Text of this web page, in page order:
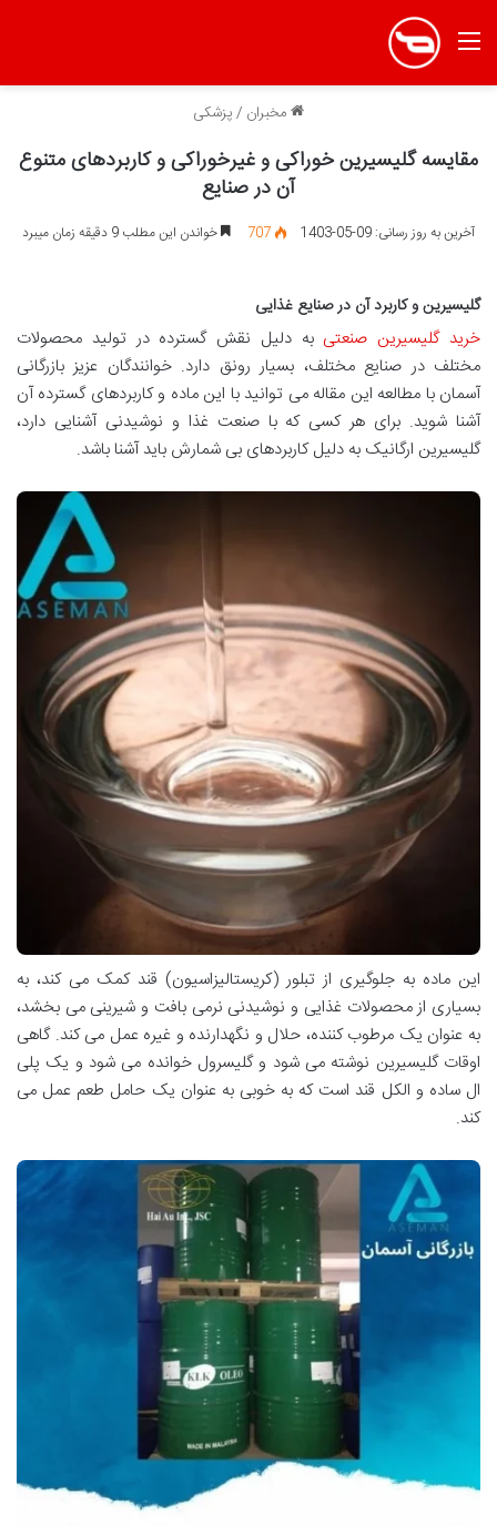
منو
مخبران /پزشکی
مقایسه گلیسیرین خوراکی و غیرخوراکی و کاربردهای متنوع
آن در صنایع
آخرین به روز رسانی: 09-05-1403 707 خواندن این مطلب 9 دقیقه زمان میبرد
گلیسیرین و کاربرد آن در صنایع غذایی
خرید گلیسیرین صنعتی به دلیل نقش گسترده در تولید محصولات
مختلف در صنایع مختلف، بسیار رونق دارد. خوانندگان عزیز بازرگانی
آسمان با مطالعه این مقاله می توانید با این ماده و کاربردهای گسترده آن
آشنا شوید. برای هر کسی که با صنعت غذا و نوشیدنی آشنایی دارد،
گلیسیرین ارگانیک به دلیل کاربردهای بی شمارش باید آشنا باشد.
این ماده به جلوگیری از تبلور (کریستالیزاسیون) قند کمک می کند، به
بسیاری از محصولات غذایی و نوشیدنی نرمی بافت و شیرینی می بخشد،
به عنوان یک مرطوب کننده، حلال و نگهدارنده و غیره عمل می کند. گاهی
اوقات گلیسیرین نوشته می شود و گلیسرول خوانده می شود و یک پلی
ال ساده و الکل قند است که به خوبی به عنوان یک حامل طعم عمل می
کند.